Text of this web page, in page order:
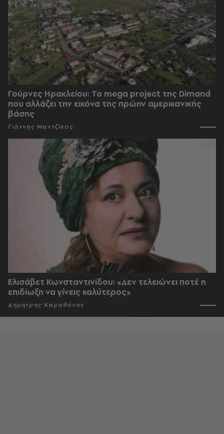
Γούρνες Ηρακλείου: To mega project της Dimand
που αλλάζει την εικόνα της πρώην αμερικανικής
βάσης
Γιάννης Μαντζίκος
Ελισάβετ Κωνσταντινίδου: «Δεν τελειώνει ποτέ η
επιδίωξη να γίνεις καλύτερος»
Δημήτρης Καραθάνος